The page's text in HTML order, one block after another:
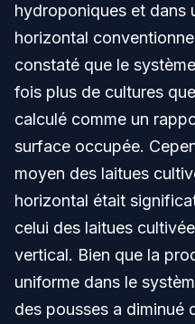
hydroponiques et dans
horizontal
constaté que le
fois plus de cultures
calculé comme un
surface occupée.
moyen des laitues
horizontal était
celui des laitues
vertical. Bien que la
uniforme dans le
des pousses a diminué